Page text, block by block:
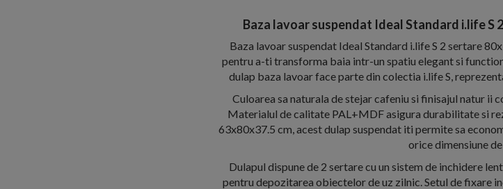
Baza lavoar suspendat Ideal Standard i.life S
Baza lavoar suspendat Ideal Standard i.life S 2 sertare
pentru a-ti transforma baia intr-un spatiu elegant si
dulap baza lavoar face parte din colectia i.life S,
Culoarea sa naturala de stejar cafeniu si finisajul natur ii
Materialul de calitate PAL+MDF asigura durabilitate si
63x80x37.5 cm, acest dulap suspendat iti permite sa
orice dimensiune
Dulapul dispune de 2 sertare cu un sistem de inchidere
pentru depozitarea obiectelor de uz zilnic. Setul de fixare